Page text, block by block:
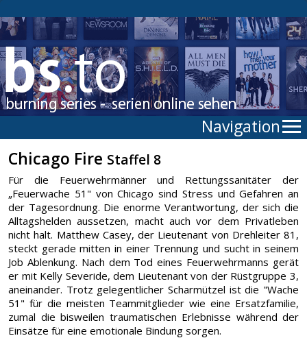
Navigation
Chicago Fire Staffel 8
Für die Feuerwehrmänner und Rettungssanitäter der
„Feuerwache 51" von Chicago sind Stress und Gefahren an
der Tagesordnung. Die enorme Verantwortung, der sich die
Alltagshelden aussetzen, macht auch vor dem Privatleben
nicht halt. Matthew Casey, der Lieutenant von Drehleiter 81,
steckt gerade mitten in einer Trennung und sucht in seinem
Job Ablenkung. Nach dem Tod eines Feuerwehrmanns gerät
er mit Kelly Severide, dem Lieutenant von der Rüstgruppe 3,
aneinander. Trotz gelegentlicher Scharmützel ist die "Wache
51" für die meisten Teammitglieder wie eine Ersatzfamilie,
zumal die bisweilen traumatischen Erlebnisse während der
Einsätze für eine emotionale Bindung sorgen.